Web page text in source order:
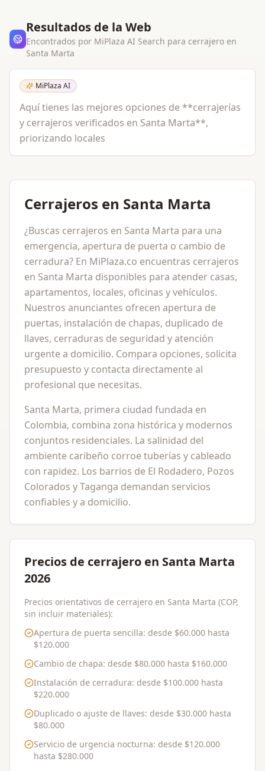
Resultados de la Web
Encontrados por MiPlaza AI Search para cerrajero en
Santa Marta
MiPlaza AI
Aquí tienes las mejores opciones de **cerrajerías
y cerrajeros verificados en Santa Marta**,
priorizando locales
Cerrajeros en Santa Marta
¿Buscas cerrajeros en Santa Marta para una
emergencia, apertura de puerta o cambio de
cerradura? En MiPlaza.co encuentras cerrajeros
en Santa Marta disponibles para atender casas,
apartamentos, locales, oficinas y vehículos.
Nuestros anunciantes ofrecen apertura de
puertas, instalación de chapas, duplicado de
llaves, cerraduras de seguridad y atención
urgente a domicilio. Compara opciones, solicita
presupuesto y contacta directamente al
profesional que necesitas.
Santa Marta, primera ciudad fundada en
Colombia, combina zona histórica y modernos
conjuntos residenciales. La salinidad del
ambiente caribeño corroe tuberías y cableado
con rapidez. Los barrios de El Rodadero, Pozos
Colorados y Taganga demandan servicios
confiables y a domicilio.
Precios de cerrajero en Santa Marta
2026
Precios orientativos de cerrajero en Santa Marta (COP,
sin incluir materiales):
Apertura de puerta sencilla: desde $60.000 hasta
$120.000
Cambio de chapa: desde $80.000 hasta $160.000
Instalación de cerradura: desde $100.000 hasta
$220.000
Duplicado o ajuste de llaves: desde $30.000 hasta
$80.000
Servicio de urgencia nocturna: desde $120.000
hasta $280.000